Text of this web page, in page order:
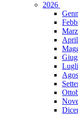
2026